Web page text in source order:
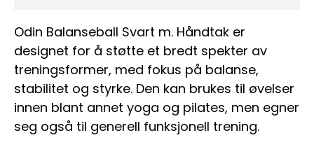
Odin Balanseball Svart m. Håndtak er
designet for å støtte et bredt spekter av
treningsformer, med fokus på balanse,
stabilitet og styrke. Den kan brukes til øvelser
innen blant annet yoga og pilates, men egner
seg også til generell funksjonell trening.